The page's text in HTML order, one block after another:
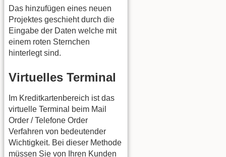
Das hinzufügen eines neuen
Projektes geschieht durch die
Eingabe der Daten welche mit
einem roten Sternchen
hinterlegt sind.
Virtuelles Terminal
Im Kreditkartenbereich ist das
virtuelle Terminal beim Mail
Order / Telefone Order
Verfahren von bedeutender
Wichtigkeit. Bei dieser Methode
müssen Sie von Ihren Kunden